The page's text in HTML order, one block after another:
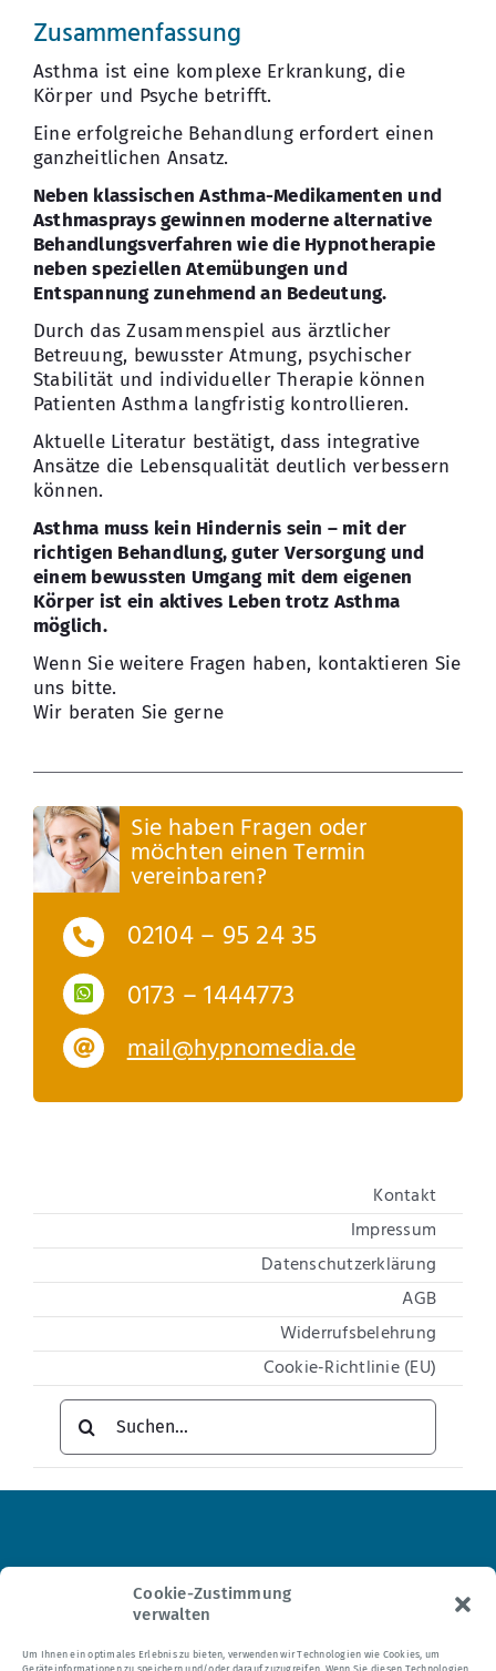
Cookie-Zustimmung
verwalten
Um Ihnen ein optimales Erlebnis zu bieten, verwenden wir Technologien wie Cookies, um
Geräteinformationen zu speichern und/oder darauf zuzugreifen. Wenn Sie diesen Technologien
Zusammenfassung
Asthma ist eine komplexe Erkrankung, die
Körper und Psyche betrifft.
Eine erfolgreiche Behandlung erfordert einen
ganzheitlichen Ansatz.
Neben klassischen Asthma-Medikamenten und
Asthmasprays gewinnen moderne alternative
Behandlungsverfahren wie die Hypnotherapie
neben speziellen Atemübungen und
Entspannung zunehmend an Bedeutung.
Durch das Zusammenspiel aus ärztlicher
Betreuung, bewusster Atmung, psychischer
Stabilität und individueller Therapie können
Patienten Asthma langfristig kontrollieren.
Aktuelle Literatur bestätigt, dass integrative
Ansätze die Lebensqualität deutlich verbessern
können.
Asthma muss kein Hindernis sein – mit der
richtigen Behandlung, guter Versorgung und
einem bewussten Umgang mit dem eigenen
Körper ist ein aktives Leben trotz Asthma
möglich.
Wenn Sie weitere Fragen haben, kontaktieren Sie
uns bitte.
Wir beraten Sie gerne
Sie haben Fragen oder
möchten einen Termin
vereinbaren?
02104 – 95 24 35
0173 – 1444773
mail@hypnomedia.de
Kontakt
Impressum
Datenschutzerklärung
AGB
Widerrufsbelehrung
Cookie-Richtlinie (EU)
Suche
nach: